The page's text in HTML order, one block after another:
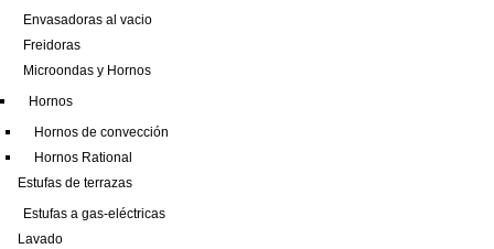
Envasadoras al vacio
Freidoras
Microondas y Hornos
Hornos
Hornos de convección
Hornos Rational
Estufas de terrazas
Estufas a gas-eléctricas
Lavado